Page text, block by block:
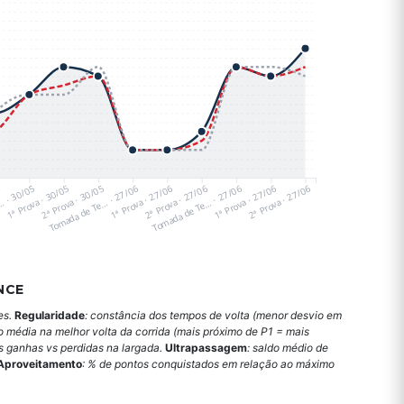
30/05
1ª Prova · 30/052ª Prova · 30/05
Tomada de Te… · 27/061ª Prova · 27/062ª Prova · 27/06
Tomada de Te… · 27/061ª Prova · 27/062ª Prova · 27/06
Regularidade: constância dos tempos de volta (menor desvio em
média na melhor volta da corrida (mais próximo de P1 = mais
ganhas vs perdidas na largada. Ultrapassagem: saldo médio de
: % de pontos conquistados em relação ao máximo